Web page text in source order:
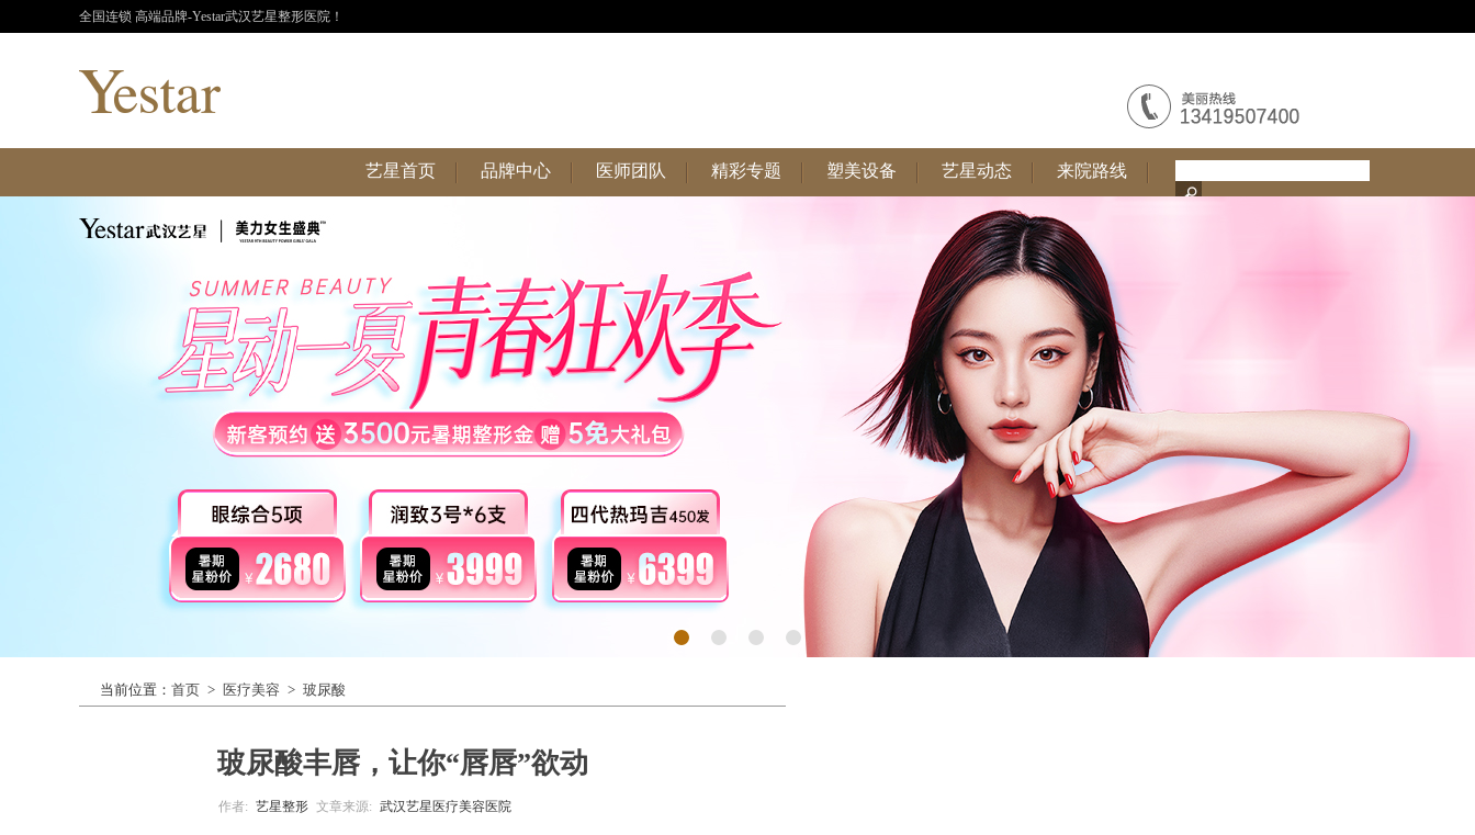
全国连锁 高端品牌-Yestar武汉艺星整形医院！
艺星首页 品牌中心 医师团队 精彩专题 塑美设备 艺星动态 来院路线
当前位置： 首页 > 医疗美容 > 玻尿酸
玻尿酸丰唇，让你“唇唇”欲动
作者: 艺星整形 文章来源: 武汉艺星医疗美容医院